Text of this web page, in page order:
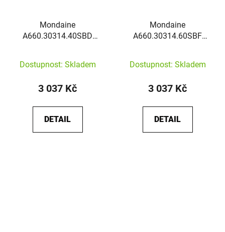
Mondaine
A660.30314.40SBD
Dostupnost: Skladem
3 037 Kč
DETAIL
Mondaine
A660.30314.60SBF
Dostupnost: Skladem
3 037 Kč
DETAIL